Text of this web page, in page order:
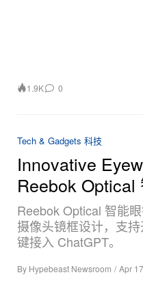
1.9K 0
Tech & Gadgets 科技
Innovative
Reebok Optical
Reebok Optical 智能
摄像头镜框设计，支
键接入 ChatGPT。
By Hypebeast Newsroom / Apr